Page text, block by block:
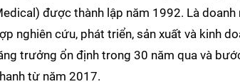
được thành lập năm 1992. Là
nghiên cứu, phát triển, sản xuất và kinh
trưởng ổn định trong 30 năm qua và
từ năm 2017.